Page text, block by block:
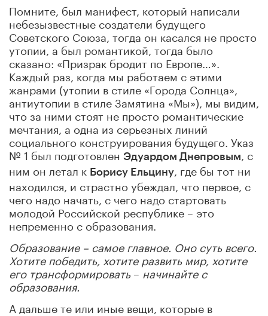
Помните, был манифест, который написали
небезызвестные создатели будущего
Советского Союза, тогда он касался не просто
утопии, а был романтикой, тогда было
сказано: «Призрак бродит по Европе…».
Каждый раз, когда мы работаем с этими
жанрами (утопии в стиле «Города Солнца»,
антиутопии в стиле Замятина «Мы»), мы видим,
что за ними стоят не просто романтические
мечтания, а одна из серьезных линий
социального конструирования будущего. Указ
№ 1 был подготовлен Эдуардом Днепровым
, с
ним он летал к Борису Ельцину
, где бы тот ни
находился, и страстно убеждал, что первое, с
чего надо начать, с чего надо стартовать
молодой Российской республике – это
непременно с образования.
Образование – самое главное. Оно суть всего.
Хотите победить, хотите развить мир, хотите
его трансформировать –начинайте с
образования.
А дальше те или иные вещи, которые в